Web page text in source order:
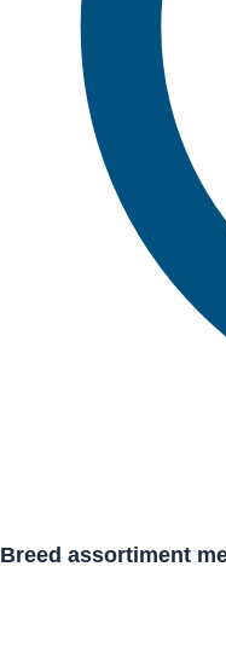
Breed assortiment